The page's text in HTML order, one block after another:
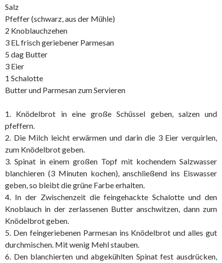
Salz
Pfeffer (schwarz, aus der Mühle)
2 Knoblauchzehen
3 EL frisch geriebener Parmesan
5 dag Butter
3 Eier
1 Schalotte
Butter und Parmesan zum Servieren
1. Knödelbrot in eine große Schüssel geben, salzen und
pfeffern.
2. Die Milch leicht erwärmen und darin die 3 Eier verquirlen,
zum Knödelbrot geben.
3. Spinat in einem großen Topf mit kochendem Salzwasser
blanchieren (3 Minuten kochen), anschließend ins Eiswasser
geben, so bleibt die grüne Farbe erhalten.
4. In der Zwischenzeit die feingehackte Schalotte und den
Knoblauch in der zerlassenen Butter anschwitzen, dann zum
Knödelbrot geben.
5. Den feingeriebenen Parmesan ins Knödelbrot und alles gut
durchmischen. Mit wenig Mehl stauben.
6. Den blanchierten und abgekühlten Spinat fest ausdrücken,